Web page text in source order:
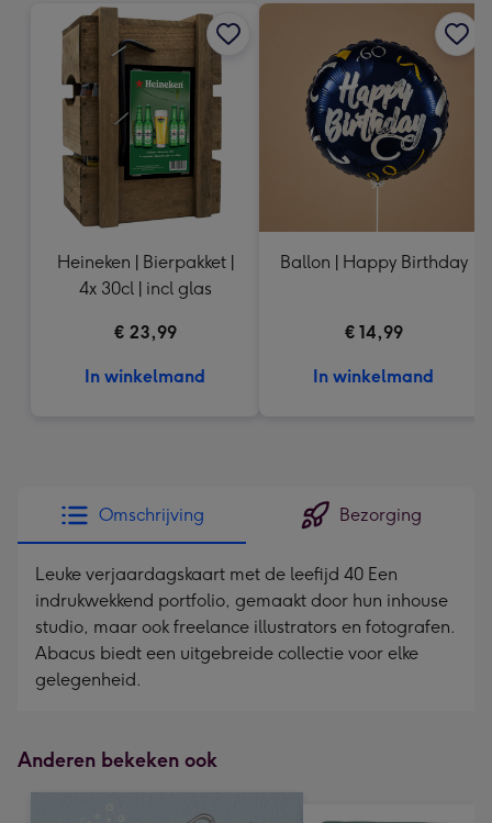
241
x
333
mm
Heineken | Bierpakket |
4x 30cl | incl glas
€ 23,99
In winkelmand
Ballon | Happy Birthday
€ 14,99
In winkelmand
Omschrijving Bezorging
Leuke verjaardagskaart met de leefijd 40 Een
indrukwekkend portfolio, gemaakt door hun inhouse
studio, maar ook freelance illustrators en fotografen.
Abacus biedt een uitgebreide collectie voor elke
gelegenheid.
Anderen bekeken ook